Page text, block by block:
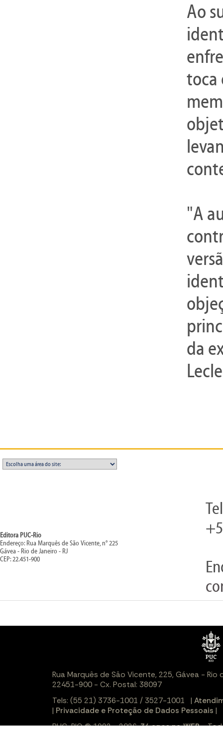
Ao
toca
"A
da
Editora PUC-Rio
Endereço: Rua Marquês de São Vicente, n° 225
Gávea - Rio de Janeiro - RJ
CEP: 22.451-900